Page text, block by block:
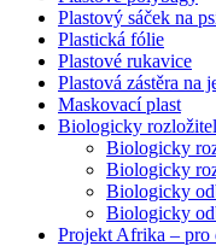
Plastový sáček na
Plastická fólie
Plastové rukavice
Plastová zástěra na
Maskovací plast
Biologicky
Biologicky
Biologicky
Biologicky
Biologicky
Projekt Afrika – pro